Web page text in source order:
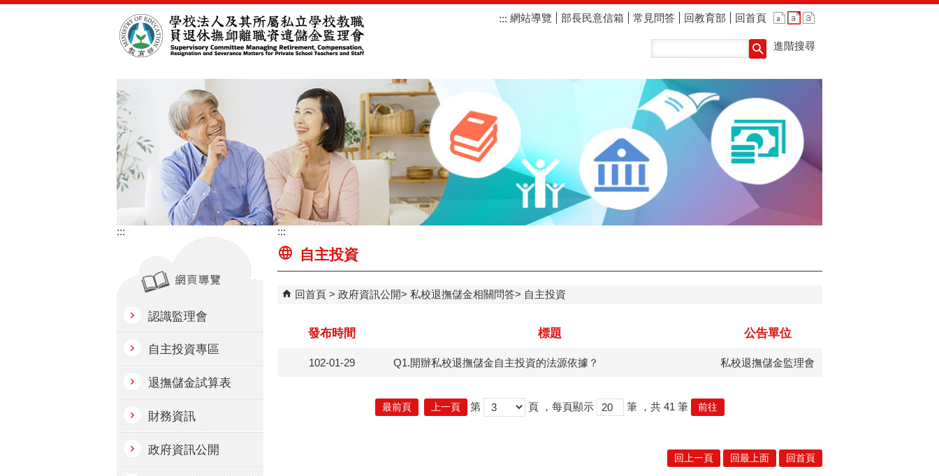
::: 網站導覽 部長民意信箱 常見問答 回教育部 回首頁
進階搜尋
:::
認識監理會
自主投資專區
退撫儲金試算表
財務資訊
政府資訊公開
:::
自主投資
回首頁 政府資訊公開 私校退撫儲金相關問答 自主投資
發布時間 標題 公告單位
102-01-29 Q1.開辦私校退撫儲金自主投資的法源依據？ 私校退撫儲金監理會
最前頁 上一頁 第 頁 ，每頁顯示 筆 ，共 41 筆 前往
回上一頁 回最上面 回首頁